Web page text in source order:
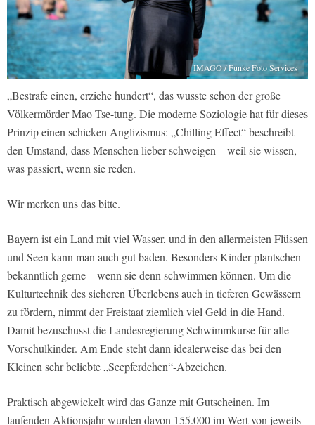
IMAGO / Funke Foto Services
„Bestrafe einen, erziehe hundert“, das wusste schon der große
Völkermörder Mao Tse-tung. Die moderne Soziologie hat für dieses
Prinzip einen schicken Anglizismus: „Chilling Effect“ beschreibt
den Umstand, dass Menschen lieber schweigen – weil sie wissen,
was passiert, wenn sie reden.
Wir merken uns das bitte.
Bayern ist ein Land mit viel Wasser, und in den allermeisten Flüssen
und Seen kann man auch gut baden. Besonders Kinder plantschen
bekanntlich gerne – wenn sie denn schwimmen können. Um die
Kulturtechnik des sicheren Überlebens auch in tieferen Gewässern
zu fördern, nimmt der Freistaat ziemlich viel Geld in die Hand.
Damit bezuschusst die Landesregierung Schwimmkurse für alle
Vorschulkinder. Am Ende steht dann idealerweise das bei den
Kleinen sehr beliebte „Seepferdchen“-Abzeichen.
Praktisch abgewickelt wird das Ganze mit Gutscheinen. Im
laufenden Aktionsjahr wurden davon 155.000 im Wert von jeweils